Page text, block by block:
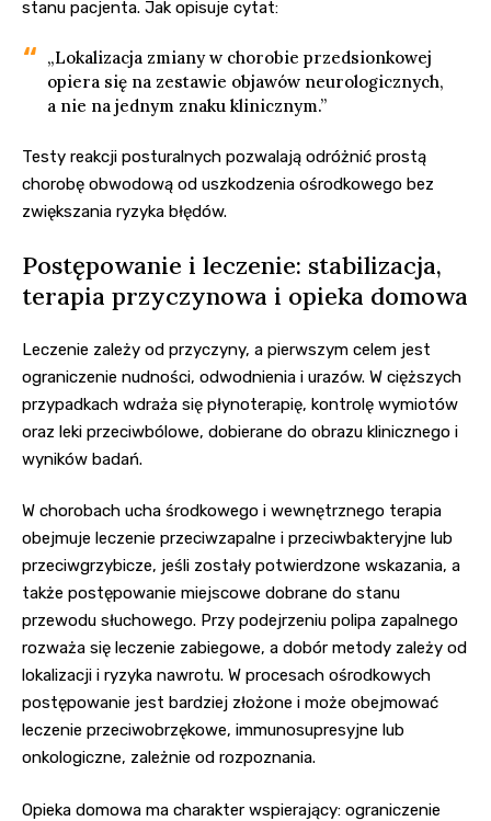
stanu pacjenta. Jak opisuje cytat:
„Lokalizacja zmiany w chorobie przedsionkowej
opiera się na zestawie objawów neurologicznych,
a nie na jednym znaku klinicznym.”
Testy reakcji posturalnych pozwalają odróżnić prostą
chorobę obwodową od uszkodzenia ośrodkowego bez
zwiększania ryzyka błędów.
Postępowanie i leczenie: stabilizacja,
terapia przyczynowa i opieka domowa
Leczenie zależy od przyczyny, a pierwszym celem jest
ograniczenie nudności, odwodnienia i urazów. W cięższych
przypadkach wdraża się płynoterapię, kontrolę wymiotów
oraz leki przeciwbólowe, dobierane do obrazu klinicznego i
wyników badań.
W chorobach ucha środkowego i wewnętrznego terapia
obejmuje leczenie przeciwzapalne i przeciwbakteryjne lub
przeciwgrzybicze, jeśli zostały potwierdzone wskazania, a
także postępowanie miejscowe dobrane do stanu
przewodu słuchowego. Przy podejrzeniu polipa zapalnego
rozważa się leczenie zabiegowe, a dobór metody zależy od
lokalizacji i ryzyka nawrotu. W procesach ośrodkowych
postępowanie jest bardziej złożone i może obejmować
leczenie przeciwobrzękowe, immunosupresyjne lub
onkologiczne, zależnie od rozpoznania.
Opieka domowa ma charakter wspierający: ograniczenie